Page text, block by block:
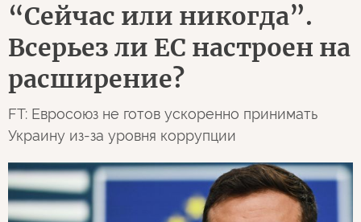
“Сейчас или никогда”.
Всерьез ли ЕС настроен на
расширение?
FT: Евросоюз не готов ускоренно принимать
Украину из-за уровня коррупции